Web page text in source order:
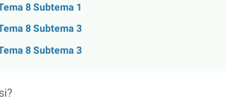
8 Subtema 1
8 Subtema 3
8 Subtema 3